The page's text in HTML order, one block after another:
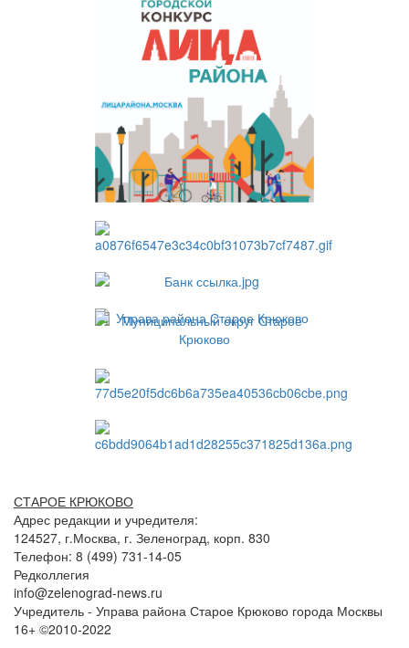
СТАРОЕ КРЮКОВО
Адрес редакции и учредителя:
124527, г.Москва, г. Зеленоград, корп. 830
Телефон: 8 (499) 731-14-05
Редколлегия
info@zelenograd-news.ru
Учредитель - Управа района Старое Крюково города Москвы
16+ ©2010-2022